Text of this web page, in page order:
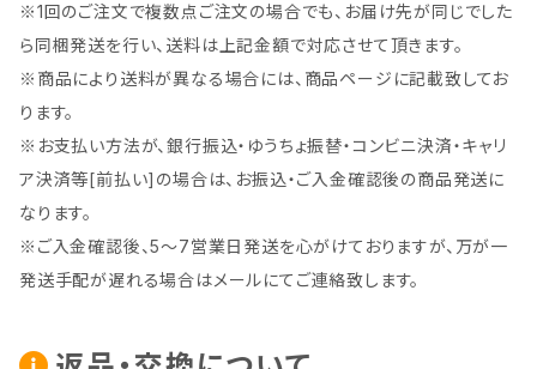
※1回のご注文で複数点ご注文の場合でも、お届け先が同じでした
ら同梱発送を行い、送料は上記金額で対応させて頂きます。
※商品により送料が異なる場合には、商品ページに記載致してお
ります。
※お支払い方法が、銀行振込・ゆうちょ振替・コンビニ決済・キャリ
ア決済等[前払い]の場合は、お振込・ご入金確認後の商品発送に
なります。
※ご入金確認後、5～7営業日発送を心がけておりますが、万が一
発送手配が遅れる場合はメールにてご連絡致します。